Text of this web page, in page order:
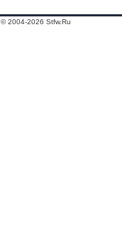
© 2004-2026 Stfw.Ru